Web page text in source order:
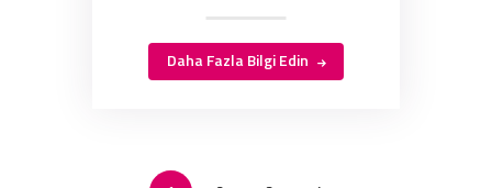
Daha Fazla Bilgi Edin